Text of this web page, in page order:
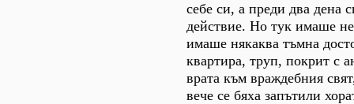
себе си, а преди два дена
действие. Но тук имаше
имаше някаква тъмна
квартира, труп, покрит с
врата към враждебния
вече се бяха запътили